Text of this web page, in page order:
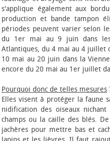
s'applique également aux
production et bande tampon
périodes peuvent varier selon
du 1er mai au 9 juin dans
Atlantiques, du 4 mai au 4 juillet
10 mai au 20 juin dans la
encore du 20 mai au 1er juillet
Pourquoi donc de telles mesures
Elles visent à protéger la faune
nidification des oiseaux
champs ou la caille des blés.
jachères pour mettre bas et